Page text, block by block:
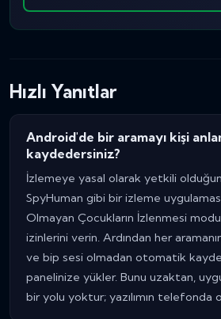
Hızlı Yanıtlar
Android'de bir aramayı kişi
kaydedersiniz?
İzlemeye yasal olarak yetkili
SpyHuman gibi bir izleme
Olmayan Çocukların İzlenmesi
izinlerini verin. Ardından her
ve bip sesi olmadan otomatik
panelinize yükler. Bunu uzaktan,
bir yolu yoktur; yazılımın telefonda